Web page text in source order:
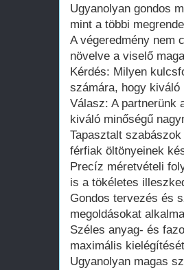
Ugyanolyan gondos
mint a többi
A végeredmény nem
növelve a viselő
Kérdés: Milyen
számára, hogy
Válasz: A partnerünk
kiváló minőségű
Tapasztalt
férfiak öltönyeinek
Precíz méretvételi
is a tökéletes
Gondos tervezés és
megoldásokat
Széles anyag- és
maximális kielégítését
Ugyanolyan magas